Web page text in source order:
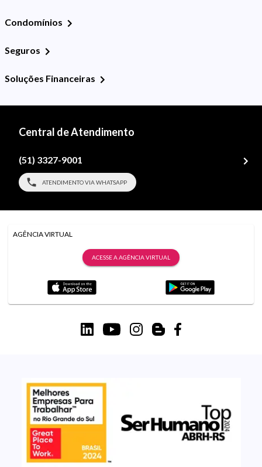
Condomínios
Seguros
Soluções Financeiras
Central de Atendimento
(51) 3327-9001
ATENDIMENTO VIA WHATSAPP
AGÊNCIA VIRTUAL
ACESSE A AGÊNCIA VIRTUAL